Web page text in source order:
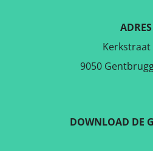
ADRES
Kerkstraat
9050
DOWNLOAD DE